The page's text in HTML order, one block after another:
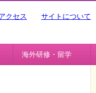
サイトについて
クセス
海外研修・留学